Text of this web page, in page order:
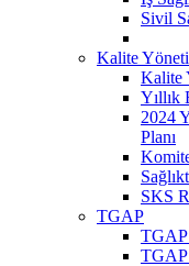
Sivil
Kalite
Kalite
Yıllık
2024
Planı
SKS
TGAP
TGAP
TGAP